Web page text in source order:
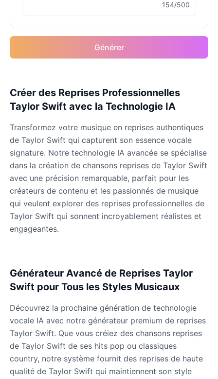
Emilia Clarke
@NYCgirl2009
Male @KingArthur
Emma Waston
@GamingPro365
Gavin Newsom
Male @KingArthur
Female @KingArthur
Male @DreamCompiler
Jake Paul
Male @MoonPetal
154/500
Générer
Créer des Reprises Professionnelles
Taylor Swift avec la Technologie IA
Transformez votre musique en reprises authentiques
de Taylor Swift qui capturent son essence vocale
signature. Notre technologie IA avancée se spécialise
dans la création de chansons reprises de Taylor Swift
avec une précision remarquable, parfait pour les
créateurs de contenu et les passionnés de musique
qui veulent explorer des reprises professionnelles de
Taylor Swift qui sonnent incroyablement réalistes et
engageantes.
Générateur Avancé de Reprises Taylor
Swift pour Tous les Styles Musicaux
Découvrez la prochaine génération de technologie
vocale IA avec notre générateur premium de reprises
Taylor Swift. Que vous créiez des chansons reprises
de Taylor Swift de ses hits pop ou classiques
country, notre système fournit des reprises de haute
qualité de Taylor Swift qui maintiennent son style